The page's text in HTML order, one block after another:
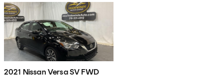
2021 Nissan Versa SV FWD